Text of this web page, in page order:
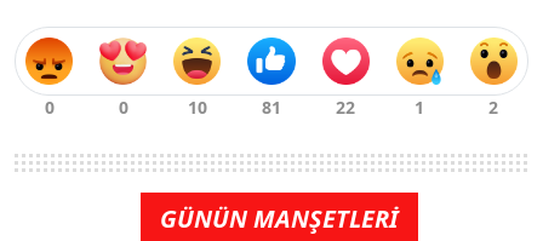
GÜNÜN MANŞETLERİ